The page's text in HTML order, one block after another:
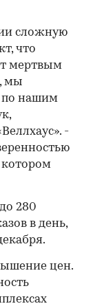
сложную
что
мертвым
мы
по нашим
-
котором
280
в день,
цен.